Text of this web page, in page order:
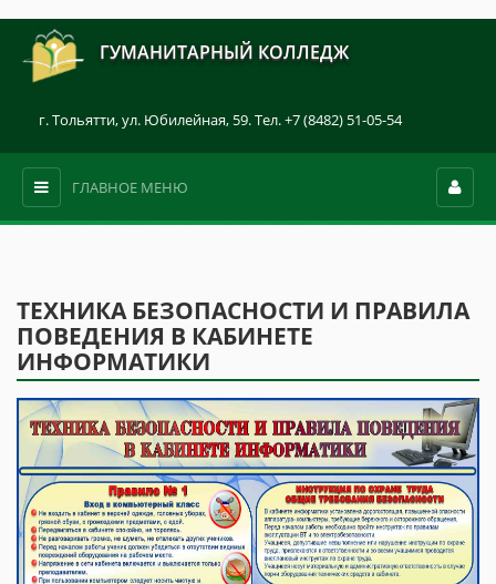
ГУМАНИТАРНЫЙ КОЛЛЕДЖ
г. Тольятти, ул. Юбилейная, 59. Тел. +7 (8482) 51-05-54
ГЛАВНОЕ МЕНЮ
ТЕХНИКА БЕЗОПАСНОСТИ И ПРАВИЛА
ПОВЕДЕНИЯ В КАБИНЕТЕ
ИНФОРМАТИКИ